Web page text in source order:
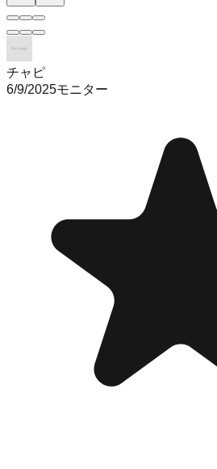
チャピ
6/9/2025モニター